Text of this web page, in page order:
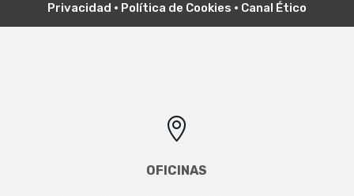
Privacidad • Política de Cookies • Canal Ético

OFICINAS